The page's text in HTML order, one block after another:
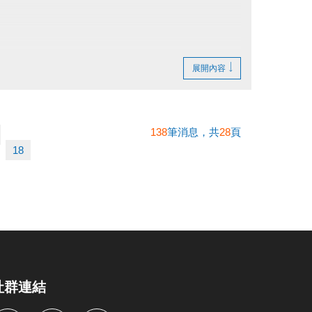
展開內容
18
138筆消息，共28頁
群連結